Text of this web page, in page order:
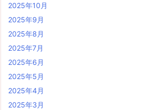
2025年10月
2025年9月
2025年8月
2025年7月
2025年6月
2025年5月
2025年4月
2025年3月